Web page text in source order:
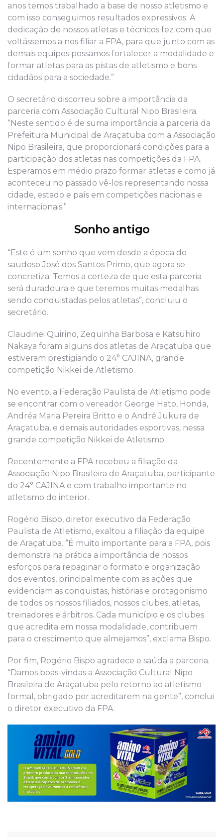
anos temos trabalhado a base de nosso atletismo e
com isso conseguimos resultados expressivos. A
dedicação de nossos atletas e técnicos fez com que
voltássemos a nos filiar a FPA, para que junto com as
demais equipes possamos fortalecer a modalidade e
formar atletas para as pistas de atletismo e bons
cidadãos para a sociedade.”
O secretário discorreu sobre a importância da
parceria com Associação Cultural Nipo Brasileira.
“Neste sentido é de suma importância a parceria da
Prefeitura Municipal de Araçatuba com a Associação
Nipo Brasileira, que proporcionará condições para a
participação dos atletas nas competições da FPA.
Esperamos em médio prazo formar atletas e como já
aconteceu no passado vê-los representando nossa
cidade, estado e país em competições nacionais e
internacionais.”
Sonho antigo
“Este é um sonho que vem desde a época do
saudoso José dos Santos Primo, que agora se
concretiza. Temos a certeza de que esta parceria
será duradoura e que teremos muitas medalhas
sendo conquistadas pelos atletas”, concluiu o
secretário.
Claudinei Quirino, Zequinha Barbosa e Katsuhiro
Nakaya foram alguns dos atletas de Araçatuba que
estiveram prestigiando o 24° CAJINA, grande
competição Nikkei de Atletismo.
No evento, a Federação Paulista de Atletismo pode
se encontrar com o vereador George Hato, Honda,
Andréa Maria Pereira Britto e o André Jukura de
Araçatuba, e demais autoridades esportivas, nessa
grande competição Nikkei de Atletismo.
Recentemente a FPA recebeu a filiação da
Associação Nipo Brasileira de Araçatuba, participante
do 24° CAJINA e com trabalho importante no
atletismo do interior.
Rogério Bispo, diretor executivo da Federação
Paulista de Atletismo, exaltou a filiação da equipe
de Araçatuba. “É muito importante para a FPA, pois
demonstra na prática a importância de nossos
esforços para repaginar o formato e organização
dos eventos, principalmente com as ações que
evidenciam as conquistas, histórias e protagonismo
de todos os nossos filiados, nossos clubes, atletas,
treinadores e árbitros. Cada município e os clubes
que acredita em nossa modalidade, contribuem
para o crescimento que almejamos”, exclama Bispo.
Por fim, Rogério Bispo agradece e saúda a parceria.
“Damos boas-vindas a Associação Cultural Nipo
Brasileira de Araçatuba pelo retorno ao atletismo
formal, obrigado por acreditarem na gente”, conclui
o diretor executivo da FPA.